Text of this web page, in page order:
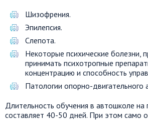
Шизофрения.
Эпилепсия.
Слепота.
Некоторые психические болезни,
принимать психотропные
концентрацию и способность
Патологии опорно-двигательного
Длительность обучения в автошколе на
составляет 40-50 дней. При этом само